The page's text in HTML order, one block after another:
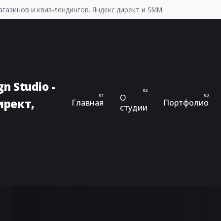
и квиз-лендингов. Яндекс директ и SMM.
Главная
О
студии
Портфолио